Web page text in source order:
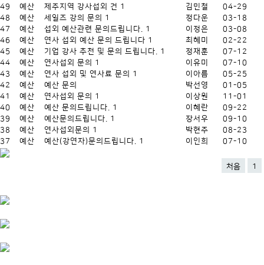
49
예산 제주지역 강사섭외 건 1 김민철
04-29
48
예산 세일즈 강의 문의 1 정다운
03-18
47
예산 섭외 예산관련 문의드립니다. 1 이정은
03-08
46
예산 연사 섭외 예산 문의 드립니다 1 최혜미
02-22
45
예산 기업 강사 추천 및 문의 드립니다. 1 정재훈
07-12
44
예산 연사섭외 문의 1 이유미
07-10
43
예산 연사 섭외 및 연사료 문의 1 이아름
05-25
42
예산 예산 문의 박선영
01-05
41
예산 연사섭외 문의 1 이상원
11-01
40
예산 예산 문의드립니다. 1 이혜란
09-22
39
예산 예산문의드립니다. 1 장서우
09-10
38
예산 연사섭외문의 1 박현주
08-23
37
예산 예산(강연자)문의드립니다. 1 이인희 07-10
처음 1